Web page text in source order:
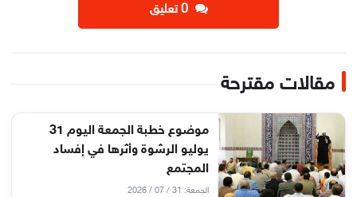
‫0 تعليق
مقالات مقترحة
موضوع خطبة الجمعة اليوم 31
يوليو الرشوة وأثرها في إفساد
المجتمع
الجمعة: 31 / 07 / 2026